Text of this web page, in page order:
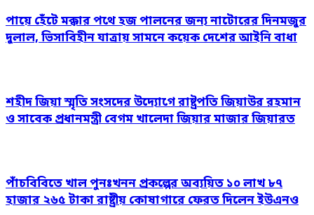
পায়ে হেঁটে মক্কার পথে হজ পালনের জন্য নাটোরের দিনমজুর
দুলাল, ভিসাবিহীন যাত্রায় সামনে কয়েক দেশের আইনি বাধা
শহীদ জিয়া স্মৃতি সংসদের উদ্যোগে রাষ্ট্রপতি জিয়াউর রহমান
ও সাবেক প্রধানমন্ত্রী বেগম খালেদা জিয়ার মাজার জিয়ারত
পাঁচবিবিতে খাল পুনঃখনন প্রকল্পের অব্যয়িত ১০ লাখ ৮৭
হাজার ২৬৫ টাকা রাষ্ট্রীয় কোষাগারে ফেরত দিলেন ইউএনও